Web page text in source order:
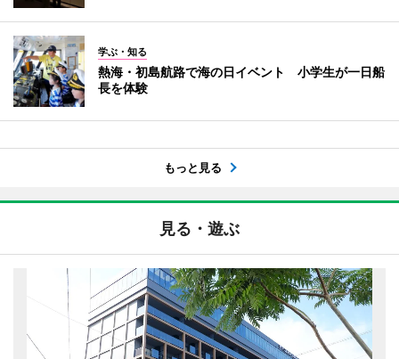
学ぶ・知る
熱海・初島航路で海の日イベント 小学生が一日船
長を体験
もっと見る
見る・遊ぶ